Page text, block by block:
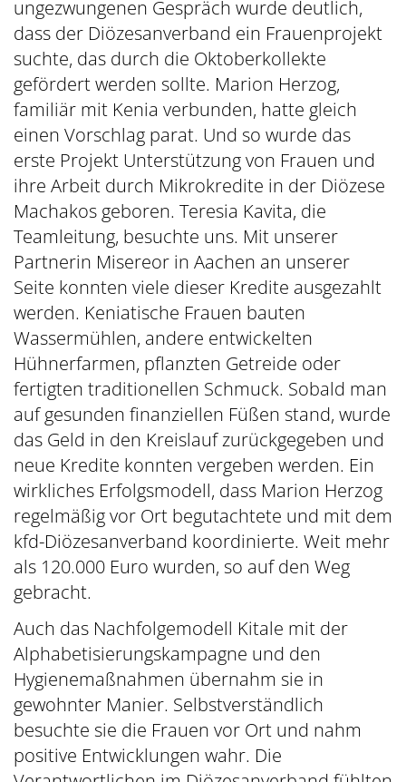
ungezwungenen Gespräch wurde deutlich,
dass der Diözesanverband ein Frauenprojekt
suchte, das durch die Oktoberkollekte
gefördert werden sollte. Marion Herzog,
familiär mit Kenia verbunden, hatte gleich
einen Vorschlag parat. Und so wurde das
erste Projekt Unterstützung von Frauen und
ihre Arbeit durch Mikrokredite in der Diözese
Machakos geboren. Teresia Kavita, die
Teamleitung, besuchte uns. Mit unserer
Partnerin Misereor in Aachen an unserer
Seite konnten viele dieser Kredite ausgezahlt
werden. Keniatische Frauen bauten
Wassermühlen, andere entwickelten
Hühnerfarmen, pflanzten Getreide oder
fertigten traditionellen Schmuck. Sobald man
auf gesunden finanziellen Füßen stand, wurde
das Geld in den Kreislauf zurückgegeben und
neue Kredite konnten vergeben werden. Ein
wirkliches Erfolgsmodell, dass Marion Herzog
regelmäßig vor Ort begutachtete und mit dem
kfd-Diözesanverband koordinierte. Weit mehr
als 120.000 Euro wurden, so auf den Weg
gebracht.
Auch das Nachfolgemodell Kitale mit der
Alphabetisierungskampagne und den
Hygienemaßnahmen übernahm sie in
gewohnter Manier. Selbstverständlich
besuchte sie die Frauen vor Ort und nahm
positive Entwicklungen wahr. Die